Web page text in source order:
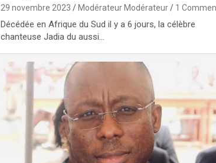
29 novembre 2023 Modérateur Modérateur 1
Décédée en Afrique du Sud il y a 6 jours, la célèbre
chanteuse Jadia du aussi…